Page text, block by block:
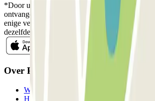
*Door u in te schrijven aanvaardt u ons
ontvangen van commerciële communicatie van
enige verplichting kunt u zich uitschrijven
dezelfde nieuwsbrief.
Over Parclick
Wie we zijn
Hoe het werkt